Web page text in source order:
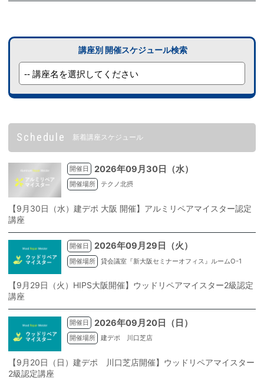
講座別 開催スケジュール検索
Schedule 新着講座スケジュール
開催日 2026年09月30日（水）
開催場所 テクノ北摂
【9月30日（水）建デポ 大阪 開催】アルミリペアマイスター認定
講座
開催日 2026年09月29日（火）
開催場所 貸会議室『新大阪セミナーオフィス』ルームO-1
【9月29日（火）HIPS大阪開催】ウッドリペアマイスター2級認定
講座
開催日 2026年09月20日（日）
開催場所 建デポ 川口芝店
【9月20日（日）建デポ 川口芝店開催】ウッドリペアマイスター
2級認定講座